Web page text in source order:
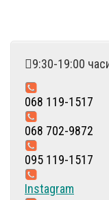
9:30-19:00
068 119-1517
068 702-9872
095 119-1517
Instagram